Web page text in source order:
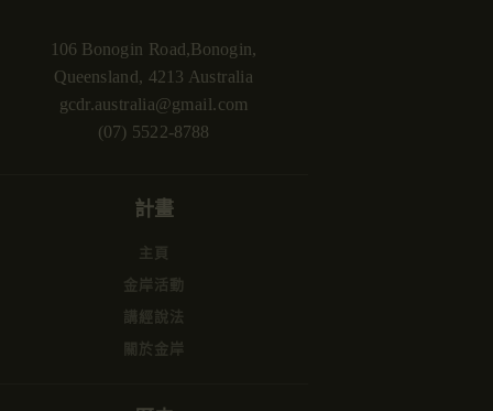
106 Bonogin Road,Bonogin,
Queensland, 4213 Australia
gcdr.australia@gmail.com
(07) 5522-8788
計畫
主頁
金岸活動
講經說法
關於金岸